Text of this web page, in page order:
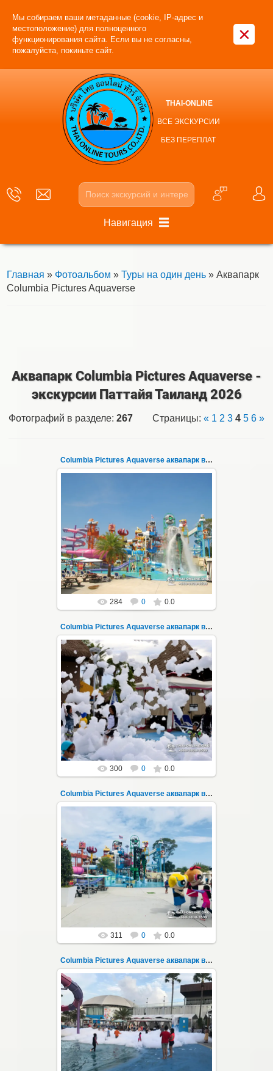
Мы собираем ваши метаданные (cookie, IP-адрес и
местоположение) для полноценного
функционирования сайта. Если вы не согласны,
пожалуйста, покиньте сайт.
×
THAI-ONLINE
ВСЕ ЭКСКУРСИИ
БЕЗ ПЕРЕПЛАТ
Навигация
Главная » Фотоальбом » Туры на один день» Аквапарк
Columbia Pictures Aquaverse
Аквапарк Columbia Pictures Aquaverse -
экскурсии Паттайя Таиланд 2026
Фотографий в разделе: 267 Страницы: « 1 2 3 4 5 6 »
Columbia Pictures Aquaverse аквапарк в Паттайе 234
Columbia Pictures Aquaverse - новый
тематический аквапарк в Паттайе.
Открыт в октябре 2022 после
модернизации и смены...
Thai-Online
284 0 0.0
Columbia Pictures Aquaverse аквапарк в Паттайе 235
23.10.2022
Columbia Pictures Aquaverse - новый
тематический аквапарк в Паттайе.
Открыт в октябре 2022 после
модернизации и смены...
Thai-Online
300 0 0.0
Columbia Pictures Aquaverse аквапарк в Паттайе 236
23.10.2022
Columbia Pictures Aquaverse - новый
тематический аквапарк в Паттайе.
Открыт в октябре 2022 после
модернизации и смены...
Thai-Online
311 0 0.0
Columbia Pictures Aquaverse аквапарк в Паттайе 237
23.10.2022
Columbia Pictures Aquaverse - новый
тематический аквапарк в Паттайе.
Открыт в октябре 2022 после
модернизации и смены...
Thai-Online